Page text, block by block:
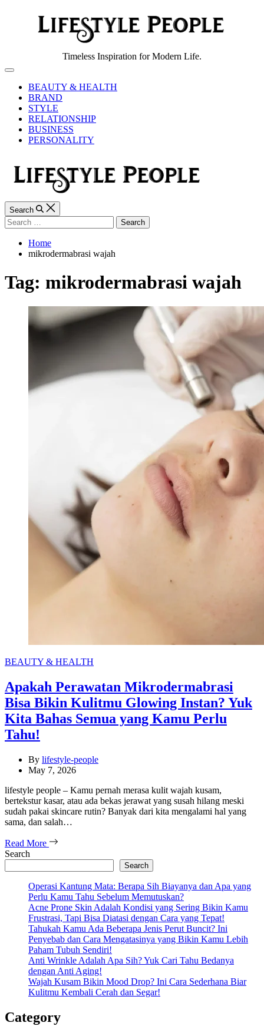
People
Timeless Inspiration for Modern Life.
Off
CanvasBEAUTY & HEALTH
BRAND
STYLE
RELATIONSHIP
BUSINESS
PERSONALITY
Search
Search
for:
Home
mikrodermabrasi wajah
Tag: mikrodermabrasi wajah
Categories
BEAUTY & HEALTH
Apakah Perawatan Mikrodermabrasi
Bisa Bikin Kulitmu Glowing Instan? Yuk
Kita Bahas Semua yang Kamu Perlu
Tahu!
By lifestyle-people
May 7, 2026
lifestyle people – Kamu pernah merasa kulit wajah kusam,
bertekstur kasar, atau ada bekas jerawat yang susah hilang meski
sudah pakai skincare rutin? Banyak dari kita mengalami hal yang
sama, dan salah…
Read More
Search
Search
Operasi Kantung Mata: Berapa Sih Biayanya dan Apa yang
Perlu Kamu Tahu Sebelum Memutuskan?
Acne Prone Skin Adalah Kondisi yang Sering Bikin Kamu
Frustrasi, Tapi Bisa Diatasi dengan Cara yang Tepat!
Tahukah Kamu Ada Beberapa Jenis Perut Buncit? Ini
Penyebab dan Cara Mengatasinya yang Bikin Kamu Lebih
Paham Tubuh Sendiri!
Anti Wrinkle Adalah Apa Sih? Yuk Cari Tahu Bedanya
dengan Anti Aging!
Wajah Kusam Bikin Mood Drop? Ini Cara Sederhana Biar
Kulitmu Kembali Cerah dan Segar!
Category